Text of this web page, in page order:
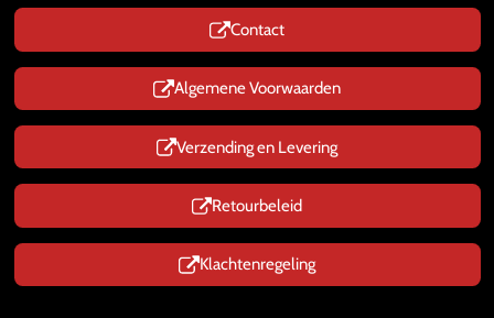
s
A
p
p
Contact
Algemene Voorwaarden
Verzending en Levering
Retourbeleid
Klachtenregeling